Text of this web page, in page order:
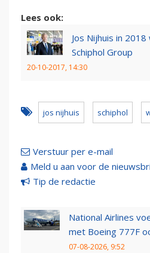
Lees ook:
Jos Nijhuis in
Schiphol Group
20-10-2017, 14:30
jos nijhuis schiphol
Verstuur per e-mail
Meld u aan voor de
Tip de redactie
National Airlines
met Boeing 777F
07-08-2026, 9:52